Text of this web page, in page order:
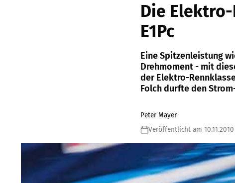
Die Elektro-
E1Pc
Eine Spitzenleistung
Drehmoment - mit
der Elektro-
Folch durfte den
Peter Mayer
Veröffentlicht am 10.11.2010